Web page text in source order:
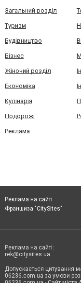
Загальний розділ
Туризм
Будівництво
Бізнес
Жіночий розділ
Економіка
Кулінарія
Подорожі
Реклама
Реклама на сайті
Франшиза "CitySites"
Реклама на сайті:
rek@citysites.ua
Допускається цитування
06236.com.ua за умови